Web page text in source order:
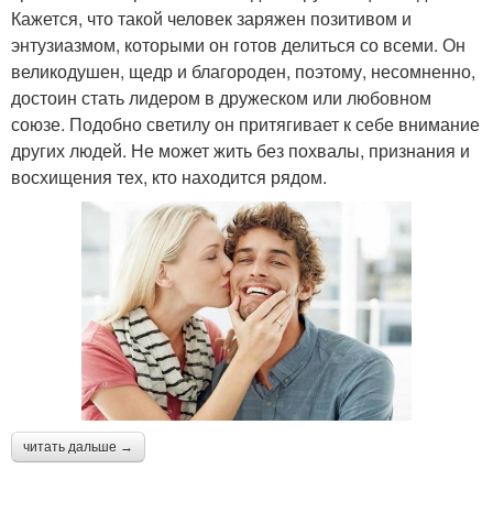
Кажется, что такой человек заряжен позитивом и
энтузиазмом, которыми он готов делиться со всеми. Он
великодушен, щедр и благороден, поэтому, несомненно,
достоин стать лидером в дружеском или любовном
союзе. Подобно светилу он притягивает к себе внимание
других людей. Не может жить без похвалы, признания и
восхищения тех, кто находится рядом.
читать дальше →